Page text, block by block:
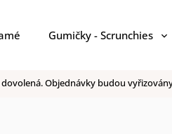
Gumičky - Scrunchies
Objednávky budou